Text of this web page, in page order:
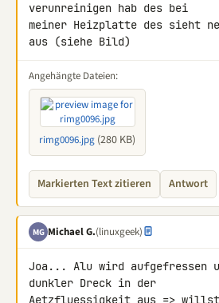
verunreinigen hab des bei
meiner Heizplatte des sieht
aus (siehe Bild)
Angehängte Dateien:
rimg0096.jpg (280 KB)
Markierten Text zitieren Antwort
MG Michael G.(linuxgeek)
Joa... Alu wird aufgefressen
dunkler Dreck in der
Aetzfluessigkeit aus => willst